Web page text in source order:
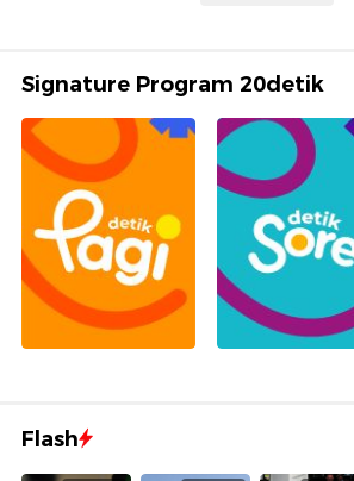
Signature Program 20detik
Flash